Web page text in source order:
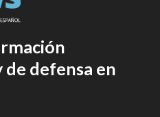
de defensa en